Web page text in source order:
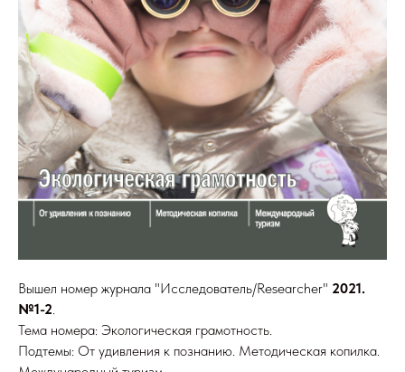
Вышел номер журнала "Исследователь/Researcher" 2021.
№1-2.
Тема номера: Экологическая грамотность.
Подтемы: От удивления к познанию. Методическая копилка.